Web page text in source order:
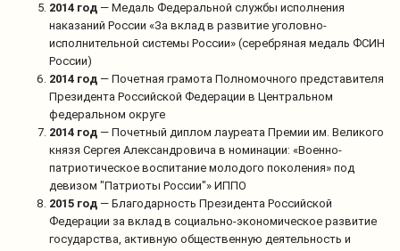
2014 год — Медаль Федеральной службы исполнения
наказаний России «За вклад в развитие уголовно-
исполнительной системы России» (серебряная медаль ФСИН
России)
2014 год — Почетная грамота Полномочного представителя
Президента Российской Федерации в Центральном
федеральном округе
2014 год — Почетный диплом лауреата Премии им. Великого
князя Сергея Александровича в номинации: «Военно-
патриотическое воспитание молодого поколения» под
девизом "Патриоты России"» ИППО
2015 год — Благодарность Президента Российской
Федерации за вклад в социально-экономическое развитие
государства, активную общественную деятельность и